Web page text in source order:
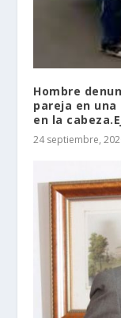
Hombre
pareja en
en la
24 septiembre,